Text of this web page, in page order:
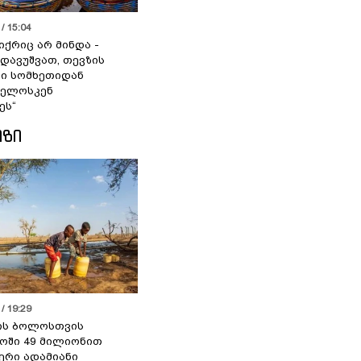
15:04
არ მინდა -
თევზის
სომხეთიდან
19:29
ბოლოსთვის
49 მილიონით
ადამიანი